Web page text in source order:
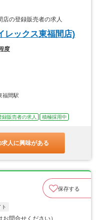
の登録販売者の求人
レックス東福間店)
度
福間駅
録販売者の求人 積極採用中
求人に興味がある
保存する
問合せください）